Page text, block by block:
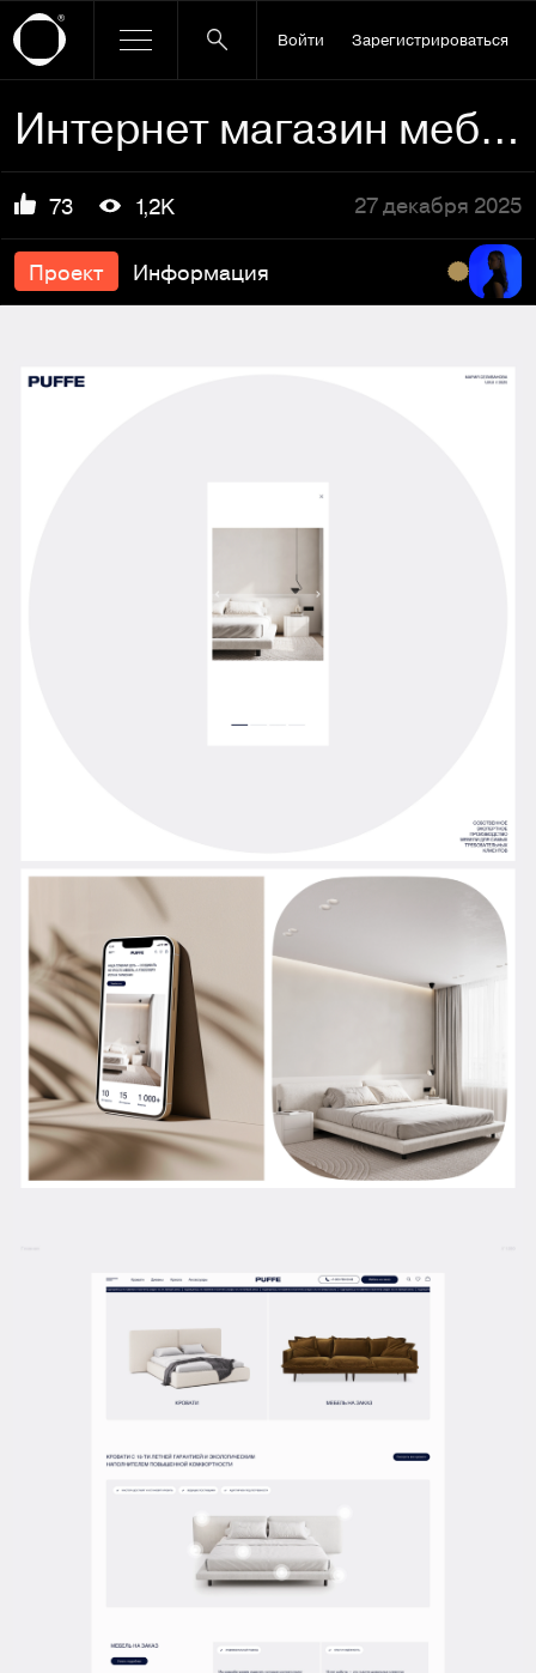
Войти Зарегистрироваться
Интернет магазин мебели Puffe
73 1,2K 27 декабря 2025
Проект Информация